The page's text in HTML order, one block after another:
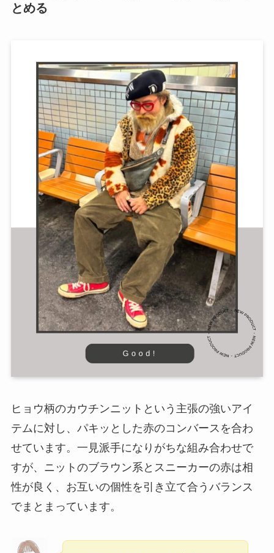
とめる
ヒョウ柄のカウチンニットという主張の強いアイ
テムに対し、パキッとした赤のコンバースを合わ
せています。一見派手になりがちな組み合わせで
すが、ニットのブラウン系とスニーカーの赤は相
性が良く、お互いの個性を引き立て合うバランス
でまとまっています。